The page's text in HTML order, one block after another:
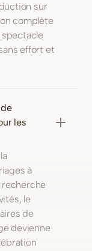
sur
complète
spectacle
effort et
les
à
recherche
le
de
devienne